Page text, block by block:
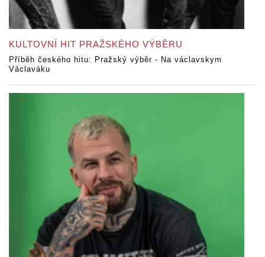
KULTOVNÍ HIT PRAŽSKÉHO VÝBĚRU
Příběh českého hitu: Pražský výběr - Na václavskym
Václaváku